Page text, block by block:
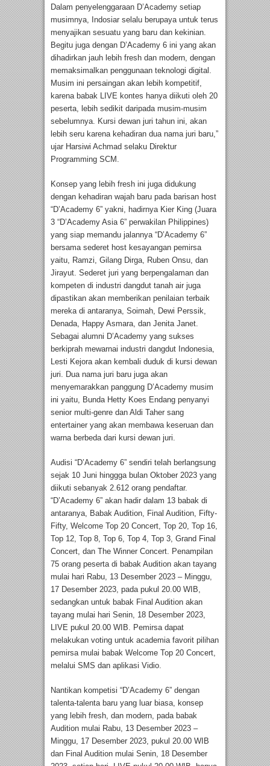
Dalam penyelenggaraan D’Academy setiap
musimnya, Indosiar selalu berupaya untuk terus
menyajikan sesuatu yang baru dan kekinian.
Begitu juga dengan D’Academy 6 ini yang akan
dihadirkan jauh lebih fresh dan modern, dengan
memaksimalkan penggunaan teknologi digital.
Musim ini persaingan akan lebih kompetitif,
karena babak LIVE kontes hanya diikuti oleh 20
peserta, lebih sedikit daripada musim-musim
sebelumnya. Kursi dewan juri tahun ini, akan
lebih seru karena kehadiran dua nama juri baru,”
ujar Harsiwi Achmad selaku Direktur
Programming SCM.
Konsep yang lebih fresh ini juga didukung
dengan kehadiran wajah baru pada barisan host
“D’Academy 6” yakni, hadirnya Kier King (Juara
3 “D’Academy Asia 6” perwakilan Philippines)
yang siap memandu jalannya “D’Academy 6”
bersama sederet host kesayangan pemirsa
yaitu, Ramzi, Gilang Dirga, Ruben Onsu, dan
Jirayut. Sederet juri yang berpengalaman dan
kompeten di industri dangdut tanah air juga
dipastikan akan memberikan penilaian terbaik
mereka di antaranya, Soimah, Dewi Perssik,
Denada, Happy Asmara, dan Jenita Janet.
Sebagai alumni D’Academy yang sukses
berkiprah mewarnai industri dangdut Indonesia,
Lesti Kejora akan kembali duduk di kursi dewan
juri. Dua nama juri baru juga akan
menyemarakkan panggung D’Academy musim
ini yaitu, Bunda Hetty Koes Endang penyanyi
senior multi-genre dan Aldi Taher sang
entertainer yang akan membawa keseruan dan
warna berbeda dari kursi dewan juri.
Audisi “D’Academy 6” sendiri telah berlangsung
sejak 10 Juni hinggga bulan Oktober 2023 yang
diikuti sebanyak 2.612 orang pendaftar.
“D’Academy 6” akan hadir dalam 13 babak di
antaranya, Babak Audition, Final Audition, Fifty-
Fifty, Welcome Top 20 Concert, Top 20, Top 16,
Top 12, Top 8, Top 6, Top 4, Top 3, Grand Final
Concert, dan The Winner Concert. Penampilan
75 orang peserta di babak Audition akan tayang
mulai hari Rabu, 13 Desember 2023 – Minggu,
17 Desember 2023, pada pukul 20.00 WIB,
sedangkan untuk babak Final Audition akan
tayang mulai hari Senin, 18 Desember 2023,
LIVE pukul 20.00 WIB. Pemirsa dapat
melakukan voting untuk academia favorit pilihan
pemirsa mulai babak Welcome Top 20 Concert,
melalui SMS dan aplikasi Vidio.
Nantikan kompetisi “D’Academy 6” dengan
talenta-talenta baru yang luar biasa, konsep
yang lebih fresh, dan modern, pada babak
Audition mulai Rabu, 13 Desember 2023 –
Minggu, 17 Desember 2023, pukul 20.00 WIB
dan Final Audition mulai Senin, 18 Desember